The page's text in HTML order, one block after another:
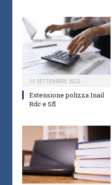
15 SETTEMBRE 2023
Estensione polizza Inail
Rdc e Sfl